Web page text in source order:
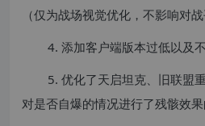
（仅为战场视觉优化，不影响对战
4. 添加客户端版本过低以及
5. 优化了天启坦克、旧联盟
对是否自爆的情况进行了残骸效